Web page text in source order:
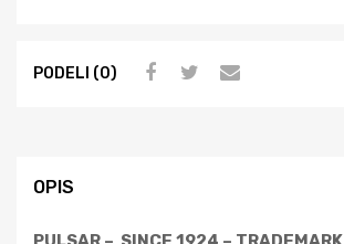
PODELI (0)
OPIS